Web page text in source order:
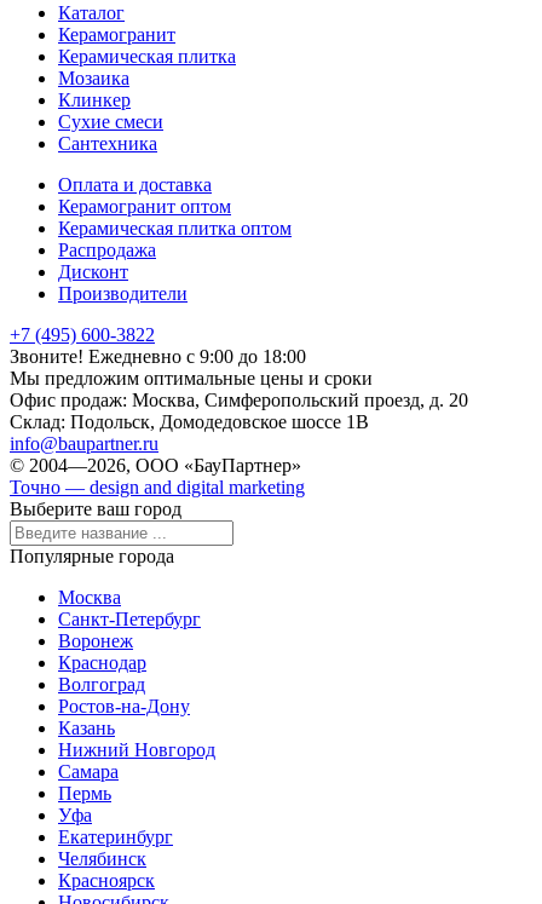
Каталог
Керамогранит
Керамическая плитка
Мозаика
Клинкер
Сухие смеси
Сантехника
Оплата и доставка
Керамогранит оптом
Керамическая плитка оптом
Распродажа
Дисконт
Производители
+7 (495) 600-3822
Звоните! Ежедневно с 9:00 до 18:00
Мы предложим оптимальные цены и сроки
Офис продаж: Москва, Симферопольский проезд, д. 20
Склад: Подольск, Домодедовское шоссе 1В
info@baupartner.ru
© 2004—2026, ООО «БауПартнер»
Точно — design and digital marketing
Выберите ваш город
Популярные города
Москва
Санкт-Петербург
Воронеж
Краснодар
Волгоград
Ростов-на-Дону
Казань
Нижний Новгород
Самара
Пермь
Уфа
Екатеринбург
Челябинск
Красноярск